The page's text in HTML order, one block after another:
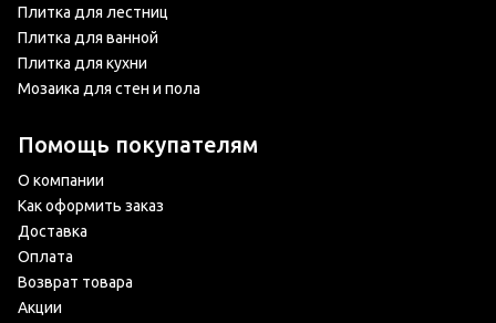
Плитка для лестниц
Плитка для ванной
Плитка для кухни
Мозаика для стен и пола
Помощь покупателям
О компании
Как оформить заказ
Доставка
Оплата
Возврат товара
Акции